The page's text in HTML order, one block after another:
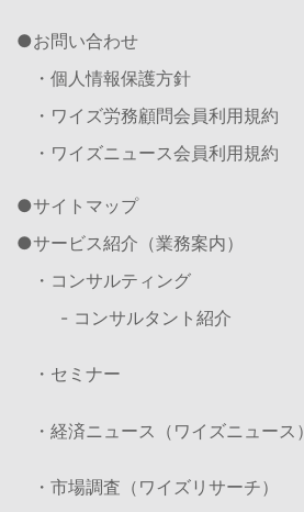
お問い合わせ
・個人情報保護方針
・ワイズ労務顧問会員利用規約
・ワイズニュース会員利用規約
サイトマップ
サービス紹介（業務案内）
・コンサルティング
- コンサルタント紹介
・セミナー
・経済ニュース（ワイズニュース）
・市場調査（ワイズリサーチ）